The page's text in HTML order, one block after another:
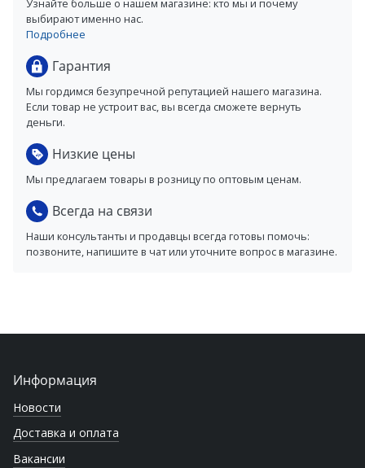
Узнайте больше о нашем магазине: кто мы и почему
выбирают именно нас.
Подробнее
Гарантия
Мы гордимся безупречной репутацией нашего магазина.
Если товар не устроит вас, вы всегда сможете вернуть
деньги.
Низкие цены
Мы предлагаем товары в розницу по оптовым ценам.
Всегда на связи
Наши консультанты и продавцы всегда готовы помочь:
позвоните, напишите в чат или уточните вопрос в магазине.
Информация
Новости
Доставка и оплата
Вакансии